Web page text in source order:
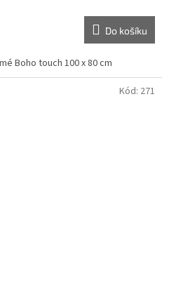
Do košíku
Boho touch 100 x 80 cm
Kód: 271